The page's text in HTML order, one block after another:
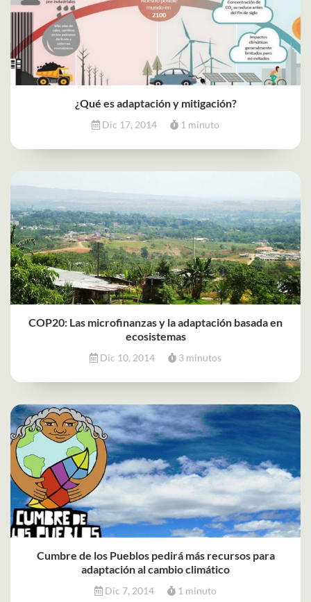
¿Qué es adaptación y mitigación?
Dic 17, 2014 1 minuto
COP20: Las microfinanzas y la adaptación basada en
ecosistemas
Dic 10, 2014 3 minutos
Cumbre de los Pueblos pedirá más recursos para
adaptación al cambio climático
Dic 7, 2014 1 minuto